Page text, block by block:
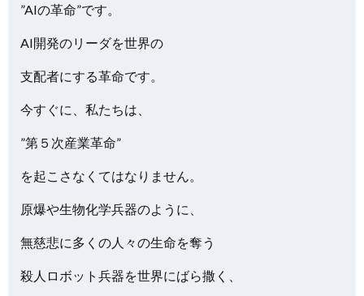
”AIの革命”です。
AI開発のリーダを世界の
支配者にする革命です。
今すぐに、私たちは、
”第５次産業革命”
を起こさなくてはなりません。
原爆や生物化学兵器のように、
無慈悲に多くの人々の生命を奪う
殺人ロボット兵器を世界にばら撒く、